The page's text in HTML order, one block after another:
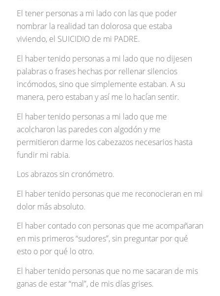
El tener personas a mi lado con las que poder
nombrar la realidad tan dolorosa que estaba
viviendo, el SUICIDIO de mi PADRE.
El haber tenido personas a mi lado que no dijesen
palabras o frases hechas por rellenar silencios
incómodos, sino que simplemente estaban. A su
manera, pero estaban y así me lo hacían sentir.
El haber tenido personas a mi lado que me
acolcharon las paredes con algodón y me
permitieron darme los cabezazos necesarios hasta
fundir mi rabia.
Los abrazos sin cronómetro.
El haber tenido personas que me reconocieran en mi
dolor más absoluto.
El haber contado con personas que me acompañaran
en mis primeros “sudores”, sin preguntar por qué
esto o por qué lo otro.
El haber tenido personas que no me sacaran de mis
ganas de estar “mal”, de mis días grises.